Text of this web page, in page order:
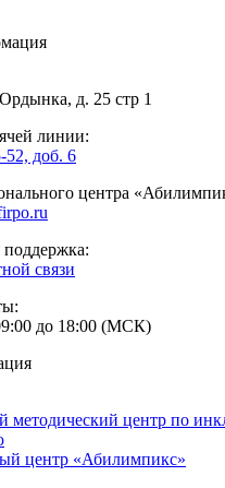
д. 25 стр 1
линии:
52, доб. 6
центра
поддержка:
связи
до 18:00 (МСК)
методический центр по
центр «Абилимпикс»